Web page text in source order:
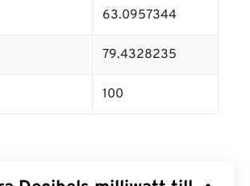
63.0957344
79.4328235
100